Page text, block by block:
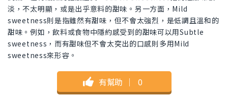
淡，不太明顯，或是出乎意料的甜味。另一方面，Mild
sweetness則是指雖然有甜味，但不會太強烈，是低調且溫和的
甜味。例如，飲料或食物中隱約感受到的甜味可以用Subtle
sweetness，而有甜味但不會太突出的口感則多用Mild
sweetness來形容。
有幫助 ｜ 0